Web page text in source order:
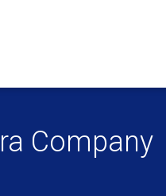
Company